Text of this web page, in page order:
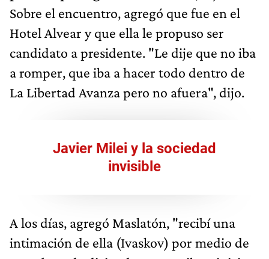
Hotel Alvear y que ella le propuso ser
candidato a presidente. "Le dije que no iba
a romper, que iba a hacer todo dentro de
La Libertad Avanza pero no afuera", dijo.
invisible
intimación de ella (Ivaskov) por medio de
una abogada diciendo que me iba a iniciar